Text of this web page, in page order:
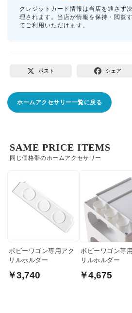
クレジットカード情報は当店を通さず
理されます。当店が情報を保持・閲覧
てご利用いただけます。
ポスト シェア
ホームアクセサリー一覧に戻る
同じ価格帯のホームアクセサリー
SAME PRICE ITEMS
ボビーワゴン専用アク
リルホルダー
￥3,740
ボビーワゴン専
リルホルダー
￥4,675